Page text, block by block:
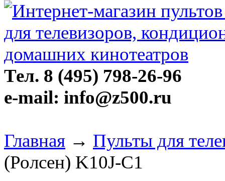
Тел. 8 (495) 798-26-96
e-mail: info@z500.ru
Главная → Пульты для
(Ролсен) K10J-C1